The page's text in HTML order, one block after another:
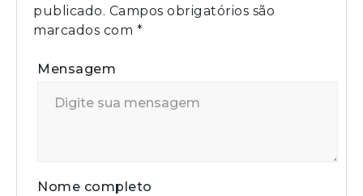
publicado. Campos obrigatórios são
marcados com *
Mensagem
Nome completo